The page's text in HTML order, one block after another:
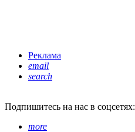
Реклама
email
search
Подпишитесь на нас в соцсетях:
more